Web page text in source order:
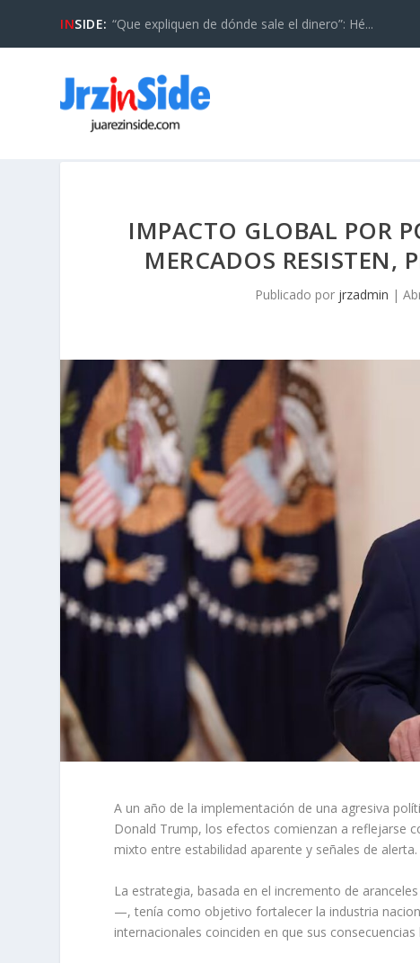
INSIDE: “Que expliquen de dónde sale el dinero”: Hé...
IMPACTO GLOBAL POR
MERCADOS RESISTEN,
Publicado por jrzadmin |
A un año de la implementación de una agresiva
Donald Trump, los efectos comienzan a reflejarse
mixto entre estabilidad aparente y señales de alerta.
La estrategia, basada en el incremento de
—, tenía como objetivo fortalecer la industria
internacionales coinciden en que sus